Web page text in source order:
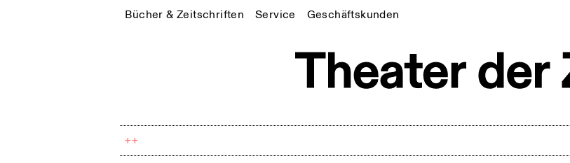
Bücher & Zeitschriften Service Geschäftskunden
++